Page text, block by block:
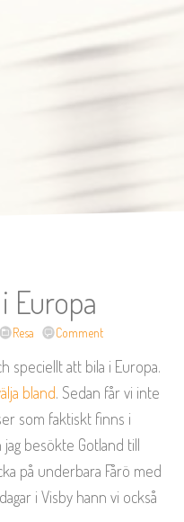
Europa
Resa Comment
speciellt att bila i Europa.
bland. Sedan får vi inte
som faktiskt finns i
besökte Gotland till
på underbara Fårö med
i Visby hann vi också